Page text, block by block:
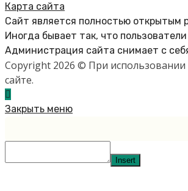
Карта сайта
Сайт является полностью открытым
Иногда бывает так, что
Администрация сайта снимает с
Copyright 2026 © При
сайте.
Закрыть меню
Insert